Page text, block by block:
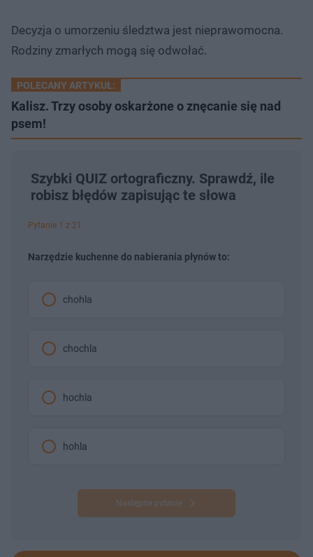
Decyzja o umorzeniu śledztwa jest nieprawomocna.
Rodziny zmarłych mogą się odwołać.
POLECANY ARTYKUŁ:
Kalisz. Trzy osoby oskarżone o znęcanie się nad
psem!
Szybki QUIZ ortograficzny. Sprawdź, ile
robisz błędów zapisując te słowa
Pytanie 1 z 21
Narzędzie kuchenne do nabierania płynów to:
chohla
chochla
hochla
hohla
Następne pytanie